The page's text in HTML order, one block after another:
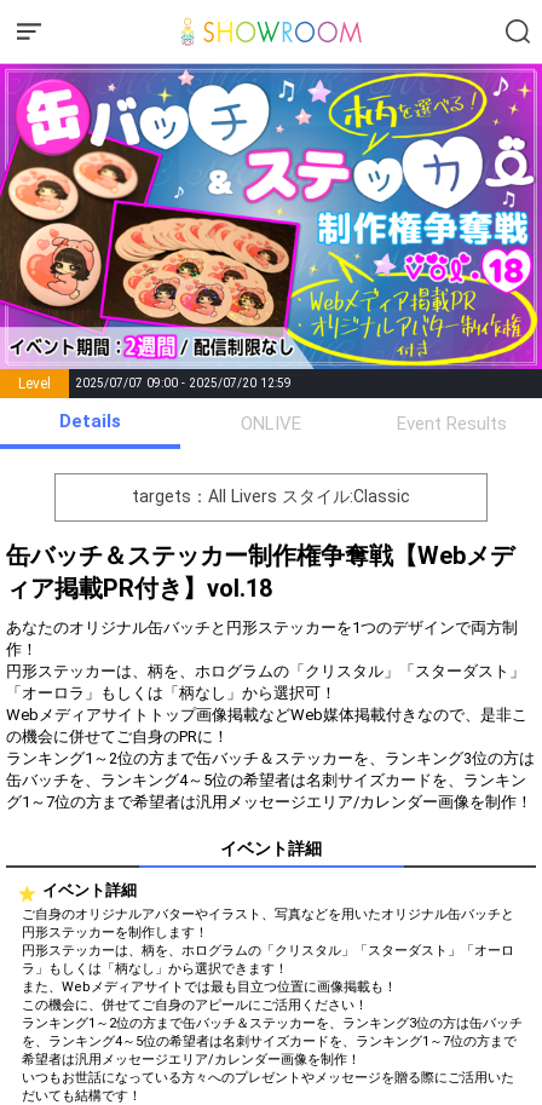
Level 2025/07/07 09:00 - 2025/07/20 12:59
Points List of Goal
number of
positions
Rema
0 Event Begins!
オリジナルアバター制作権獲
得！
Gifting
Throw gifts to the stage and join
the live performance.
First, try throwing free Stars
(once a day)! You can also charge
Show Gold to purchase gifts
(available from 1 JPY)! When you
continue to send gifts to the
performer(s), the performer's
popularity ranking and your
To cheer on performers, you can
To send performers paid items,
you must use Show Gold.
refrain from posting comments
that may offend performers or
other users.
Close
Details ONLIVE Event Results
targets：All Livers スタイル:Classic
缶バッチ＆ステッカー制作権争奪戦【Webメデ
ィア掲載PR付き】vol.18
あなたのオリジナル缶バッチと円形ステッカーを1つのデザインで両方制
作！
円形ステッカーは、柄を、ホログラムの「クリスタル」「スターダスト」
「オーロラ」もしくは「柄なし」から選択可！
Webメディアサイトトップ画像掲載などWeb媒体掲載付きなので、是非こ
の機会に併せてご自身のPRに！
ランキング1～2位の方まで缶バッチ＆ステッカーを、ランキング3位の方は
缶バッチを、ランキング4～5位の希望者は名刺サイズカードを、ランキン
グ1～7位の方まで希望者は汎用メッセージエリア/カレンダー画像を制作！
イベント詳細
イベント詳細
ご自身のオリジナルアバターやイラスト、写真などを用いたオリジナル缶バッチと
円形ステッカーを制作します！
円形ステッカーは、柄を、ホログラムの「クリスタル」「スターダスト」「オーロ
ラ」もしくは「柄なし」から選択できます！
また、Webメディアサイトでは最も目立つ位置に画像掲載も！
この機会に、併せてご自身のアピールにご活用ください！
ランキング1～2位の方まで缶バッチ＆ステッカーを、ランキング3位の方は缶バッチ
を、ランキング4～5位の希望者は名刺サイズカードを、ランキング1～7位の方まで
希望者は汎用メッセージエリア/カレンダー画像を制作！
いつもお世話になっている方々へのプレゼントやメッセージを贈る際にご活用いた
だいても結構です！